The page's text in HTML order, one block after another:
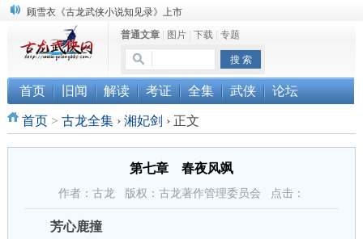
顾雪衣《古龙武侠小说知见录》上市
“武侠书库”查缺补漏活动圆满结束
《古龙小说原貌探究》修订版已上市
普通文章| 图片| 下载| 专题
首页 旧闻 解读 考证 全集 武侠 论坛
首页> 古龙全集 › 湘妃剑 ›正文
第七章 春夜风飒
作者：古龙 版权：古龙著作管理委员会 点击：
芳心鹿撞